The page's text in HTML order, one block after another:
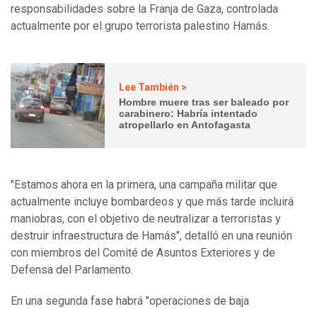
responsabilidades sobre la Franja de Gaza, controlada
actualmente por el grupo terrorista palestino Hamás.
Lee También >
Hombre muere tras ser baleado por
carabinero: Habría intentado
atropellarlo en Antofagasta
"Estamos ahora en la primera, una campaña militar que
actualmente incluye bombardeos y que más tarde incluirá
maniobras, con el objetivo de neutralizar a terroristas y
destruir infraestructura de Hamás", detalló en una reunión
con miembros del Comité de Asuntos Exteriores y de
Defensa del Parlamento.
En una segunda fase habrá "operaciones de baja